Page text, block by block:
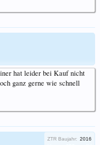
hat leider bei Kauf nicht
ganz gerne wie schnell
ZTR Baujahr: 2016